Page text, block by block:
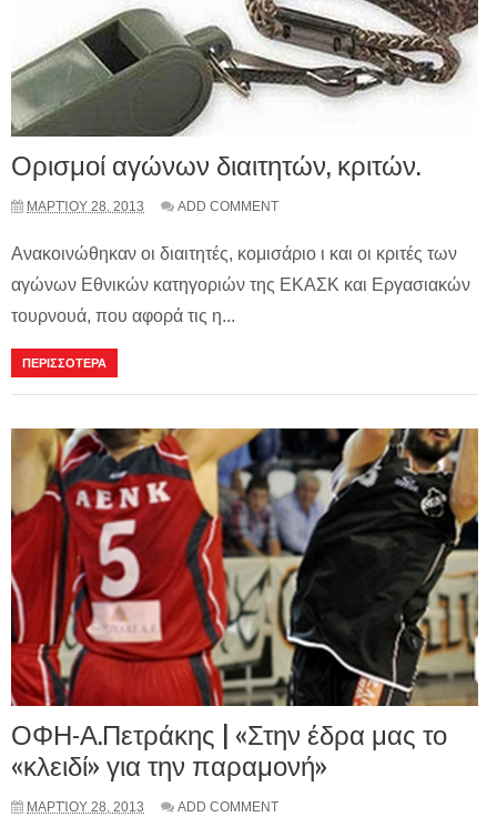
Ορισμοί αγώνων διαιτητών, κριτών.
ΜΑΡΤΊΟΥ 28, 2013 ADD COMMENT
Ανακοινώθηκαν οι διαιτητές, κομισάριο ι και οι κριτές των
αγώνων Εθνικών κατηγοριών της ΕΚΑΣΚ και Εργασιακών
τουρνουά, που αφορά τις η...
ΠΕΡΙΣΣΟΤΕΡΑ
ΟΦΗ-Α.Πετράκης | «Στην έδρα μας το
«κλειδί» για την παραμονή»
ΜΑΡΤΊΟΥ 28, 2013 ADD COMMENT